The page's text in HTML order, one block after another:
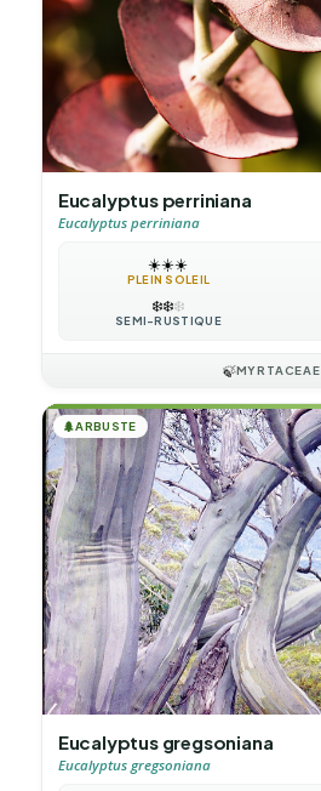
Eucalyptus perriniana
Eucalyptus perriniana
☀️☀️☀️
PLEIN SOLEIL
❄️❄️❄️
SEMI-RUSTIQUE
🍃MYRTACEAE
🌲ARBUSTE
Eucalyptus gregsoniana
Eucalyptus gregsoniana